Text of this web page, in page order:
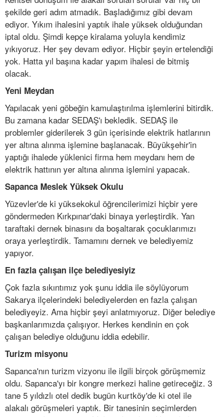
şekilde geri adım atmadık. Başladığımız gibi devam
ediyor. Yıkım ihalesini yaptık ihale yüksek olduğundan
iptal oldu. Şimdi kepçe kiralama yoluyla kendimiz
yıkıyoruz. Her şey devam ediyor. Hiçbir şeyin ertelendiği
yok. Hatta yıl başına kadar yapım ihalesi de bitmiş
olacak.
Yeni Meydan
Yapılacak yeni göbeğin kamulaştırılma işlemlerini bitirdik.
Bu zamana kadar SEDAŞ'ı bekledik. SEDAŞ ile
problemler giderilerek 3 gün içerisinde elektrik hatlarının
yer altına alınma işlemine başlanacak. Büyükşehir'in
yaptığı ihalede yüklenici firma hem meydanı hem de
elektrik hattının yer altına alınma işlemini yapacak.
Sapanca Meslek Yüksek Okulu
Yüzevler'de ki yüksekokul öğrencilerimizi hiçbir yere
göndermeden Kırkpınar'daki binaya yerleştirdik. Yan
taraftaki dernek binasını da boşaltarak çocuklarımızı
oraya yerleştirdik. Tamamını dernek ve belediyemiz
yapıyor.
En fazla çalışan ilçe belediyesiyiz
Çok fazla sıkıntımız yok şunu iddia ile söylüyorum
Sakarya ilçelerindeki belediyelerden en fazla çalışan
belediyeyiz. Ama hiçbir şeyi anlatmıyoruz. Diğer belediye
başkanlarımızda çalışıyor. Herkes kendinin en çok
çalışan belediye olduğunu iddia edebilir.
Turizm misyonu
Sapanca'nın turizm vizyonu ile ilgili birçok görüşmemiz
oldu. Sapanca'yı bir kongre merkezi haline getireceğiz. 3
tane 5 yıldızlı otel dedik bugün kurtköy'de ki otel ile
alakalı görüşmeleri yaptık. Bir tanesinin seçimlerden